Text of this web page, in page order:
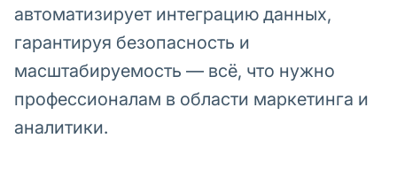
автоматизирует интеграцию данных,
гарантируя безопасность и
масштабируемость — всё, что нужно
профессионалам в области маркетинга и
аналитики.